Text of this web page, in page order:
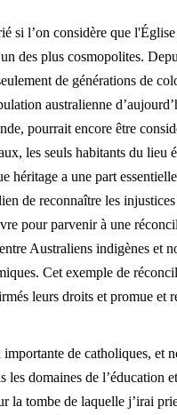
si l’on considère que
des plus cosmopolites.
de générations de
australienne
pourrait encore être
les seuls habitants du lieu
héritage a une part
de reconnaître les
pour parvenir à une
Australiens indigènes et
Cet exemple de
leurs droits et promue et
de catholiques, et
domaines de l’éducation
la tombe de laquelle j’irai